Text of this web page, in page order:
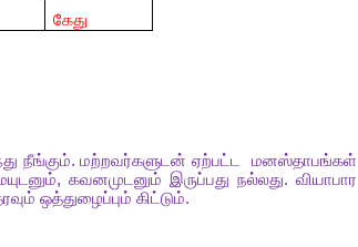
கேது
நீங்கும்.மற்றவர்களுடன் ஏற்பட்ட
மனஸ்தாபங்கள்
, கவனமுடனும் இருப்பது நல்லது. வியாபார
ஒத்துழைப்பும் கிட்டும்.